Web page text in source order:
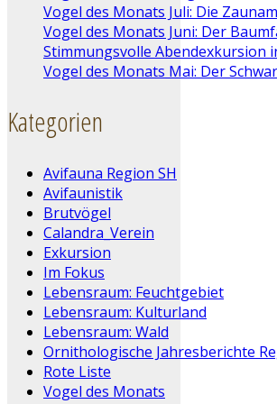
Vogel des Monats Juli: Die
Vogel des Monats Juni: Der
Stimmungsvolle Abendexkursion
Vogel des Monats Mai: Der
Kategorien
Avifauna Region SH
Avifaunistik
Brutvögel
Calandra_Verein
Exkursion
Im Fokus
Lebensraum: Feuchtgebiet
Lebensraum: Kulturland
Lebensraum: Wald
Ornithologische Jahresberichte
Rote Liste
Vogel des Monats